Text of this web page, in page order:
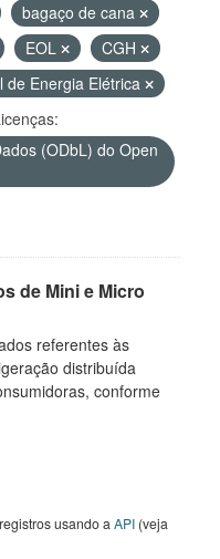
bagaço de cana
EOL
CGH
de Energia Elétrica
(ODbL) do Open
de Mini e Micro
referentes às
distribuída
conforme
usando a API (veja